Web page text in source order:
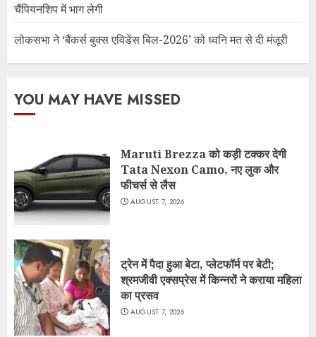
चैंपियनशिप में भाग लेगी
लोकसभा ने ‘बैंकर्स बुक्स एविडेंस बिल-2026’ को ध्वनि मत से दी मंजूरी
YOU MAY HAVE MISSED
Maruti Brezza को कड़ी टक्कर देगी
Tata Nexon Camo, नए लुक और
फीचर्स से लैस
AUGUST 7, 2026
ट्रेन में पैदा हुआ बेटा, प्लेटफॉर्म पर बेटी;
श्रमजीवी एक्सप्रेस में किन्नरों ने कराया महिला
का प्रसव
AUGUST 7, 2026